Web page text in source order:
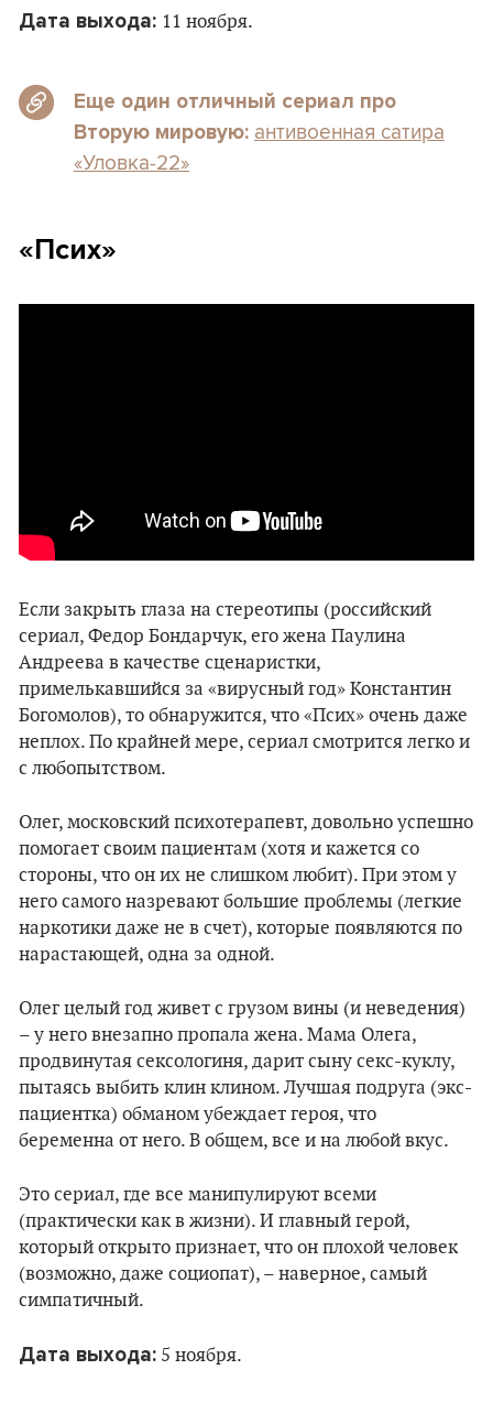
Дата выхода: 11 ноября.
Еще один отличный сериал про
Вторую мировую: антивоенная сатира
«Уловка-22»
«Псих»
Если закрыть глаза на стереотипы (российский
сериал, Федор Бондарчук, его жена Паулина
Андреева в качестве сценаристки,
примелькавшийся за «вирусный год» Константин
Богомолов), то обнаружится, что «Псих» очень даже
неплох. По крайней мере, сериал смотрится легко и
с любопытством.
Олег, московский психотерапевт, довольно успешно
помогает своим пациентам (хотя и кажется со
стороны, что он их не слишком любит). При этом у
него самого назревают большие проблемы (легкие
наркотики даже не в счет), которые появляются по
нарастающей, одна за одной.
Олег целый год живет с грузом вины (и неведения)
– у него внезапно пропала жена. Мама Олега,
продвинутая сексологиня, дарит сыну секс-куклу,
пытаясь выбить клин клином. Лучшая подруга (экс-
пациентка) обманом убеждает героя, что
беременна от него. В общем, все и на любой вкус.
Это сериал, где все манипулируют всеми
(практически как в жизни). И главный герой,
который открыто признает, что он плохой человек
(возможно, даже социопат), – наверное, самый
симпатичный.
Дата выхода: 5 ноября.